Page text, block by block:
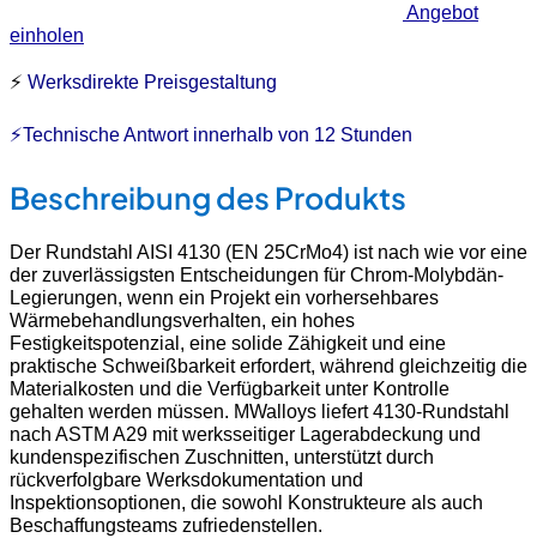
Angebot
einholen
⚡ Werksdirekte Preisgestaltung
⚡Technische Antwort innerhalb von 12 Stunden
Beschreibung des Produkts
Der Rundstahl AISI 4130 (EN 25CrMo4) ist nach wie vor eine
der zuverlässigsten Entscheidungen für Chrom-Molybdän-
Legierungen, wenn ein Projekt ein vorhersehbares
Wärmebehandlungsverhalten, ein hohes
Festigkeitspotenzial, eine solide Zähigkeit und eine
praktische Schweißbarkeit erfordert, während gleichzeitig die
Materialkosten und die Verfügbarkeit unter Kontrolle
gehalten werden müssen. MWalloys liefert 4130-Rundstahl
nach ASTM A29 mit werksseitiger Lagerabdeckung und
kundenspezifischen Zuschnitten, unterstützt durch
rückverfolgbare Werksdokumentation und
Inspektionsoptionen, die sowohl Konstrukteure als auch
Beschaffungsteams zufriedenstellen.